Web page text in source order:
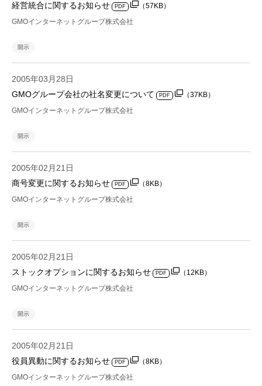
経営統合に関するお知らせ
PDF
（57KB）
GMOインターネットグループ株式会社
開示
2005年03月28日
GMOグループ会社の社名変更について
PDF
（37KB）
GMOインターネットグループ株式会社
開示
2005年02月21日
商号変更に関するお知らせ
PDF
（8KB）
GMOインターネットグループ株式会社
開示
2005年02月21日
ストックオプションに関するお知らせ
PDF
（12KB）
GMOインターネットグループ株式会社
開示
2005年02月21日
役員異動に関するお知らせ
PDF
（8KB）
GMOインターネットグループ株式会社